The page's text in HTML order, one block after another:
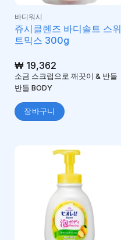
바디워시
쥬시클렌즈 바디솔트 스위
트믹스 300g
₩19,362
소금 스크럽으로 깨끗이 & 반들
반들 BODY
장바구니